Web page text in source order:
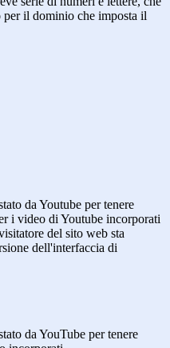
il dominio che imposta il
da Youtube per tenere
i video di Youtube incorporati
del sito web sta
dell'interfaccia di
da YouTube per tenere